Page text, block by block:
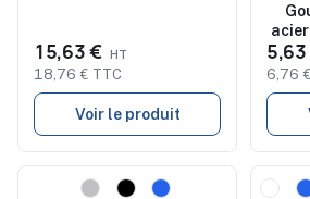
15,63 €
18,76 € TTC
Voir le produit
6,76
Nouveau